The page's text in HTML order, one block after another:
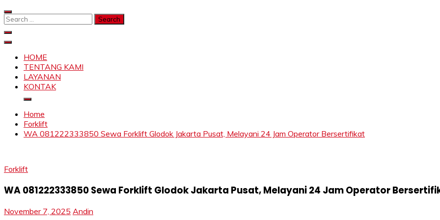
Skip
to
Search
HOME
TENTANG KAMI
LAYANAN
KONTAK
Home
Forklift
WA 081222333850 Sewa Forklift Glodok Jakarta Pusat, Melayani 24 Jam Operator Bersertifikat
Forklift
WA 081222333850 Sewa Forklift Glodok Jakarta Pusat, Melayani 24 Jam Operator
November 7, 2025 Andin